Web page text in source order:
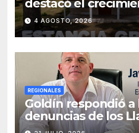
destacó el
municipio, anunció
obras y defendió
frente a las críticas
4 AGOSTO, 2026
REGIONALES
Goldín respondió a
denuncias de los
defendió la